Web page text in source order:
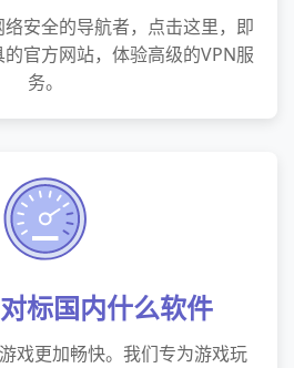
安全的导航者，点击这里，即
官方网站，体验高级的VPN服
务。
标国内什么软件
戏更加畅快。我们专为游戏玩